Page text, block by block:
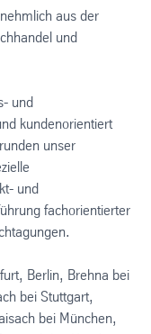
aus der
und
und
kundenorientiert
unser
und
fachorientierter
Berlin, Brehna bei
bei Stuttgart,
bei München,